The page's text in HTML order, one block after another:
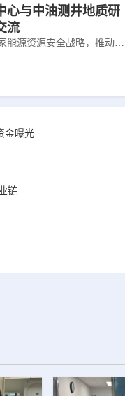
心与中油测井地质研
流
能源资源安全战略，推动油
项技术交流研讨。会上，中
、井下探测、岩石物理实
深井探测及多源地质数据解
并结合实战案例分享了含油
。王乐力介绍了西部中...
金曝光
链